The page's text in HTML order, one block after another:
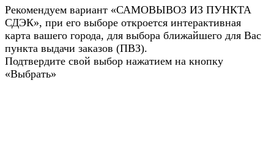
Рекомендуем вариант «САМОВЫВОЗ ИЗ ПУНКТА
СДЭК», при его выборе откроется интерактивная
карта вашего города, для выбора ближайшего для Вас
пункта выдачи заказов (ПВЗ).
Подтвердите свой выбор нажатием на кнопку
«Выбрать»